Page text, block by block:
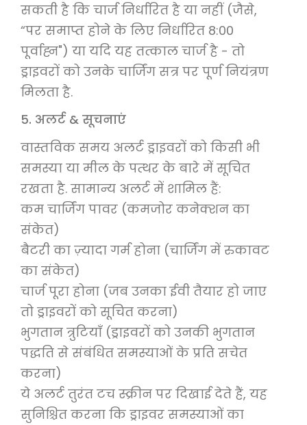
सकती है कि चार्ज निर्धारित है या नहीं (जैसे,
“पर समाप्त होने के लिए निर्धारित 8:00
पूर्वाह्न") या यदि यह तत्काल चार्ज है - तो
ड्राइवरों को उनके चार्जिंग सत्र पर पूर्ण नियंत्रण
मिलता है.
5. अलर्ट & सूचनाएं
वास्तविक समय अलर्ट ड्राइवरों को किसी भी
समस्या या मील के पत्थर के बारे में सूचित
रखता है. सामान्य अलर्ट में शामिल हैं:
कम चार्जिंग पावर (कमजोर कनेक्शन का
संकेत)
बैटरी का ज़्यादा गर्म होना (चार्जिंग में रुकावट
का संकेत)
चार्ज पूरा होना (जब उनका ईवी तैयार हो जाए
तो ड्राइवरों को सूचित करना)
भुगतान त्रुटियाँ (ड्राइवरों को उनकी भुगतान
पद्धति से संबंधित समस्याओं के प्रति सचेत
करना)
ये अलर्ट तुरंत टच स्क्रीन पर दिखाई देते हैं, यह
सुनिश्चित करना कि ड्राइवर समस्याओं का